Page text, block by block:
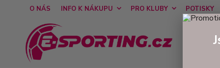
O NÁS INFO K NÁKUPU PRO KLUBY POTISKY